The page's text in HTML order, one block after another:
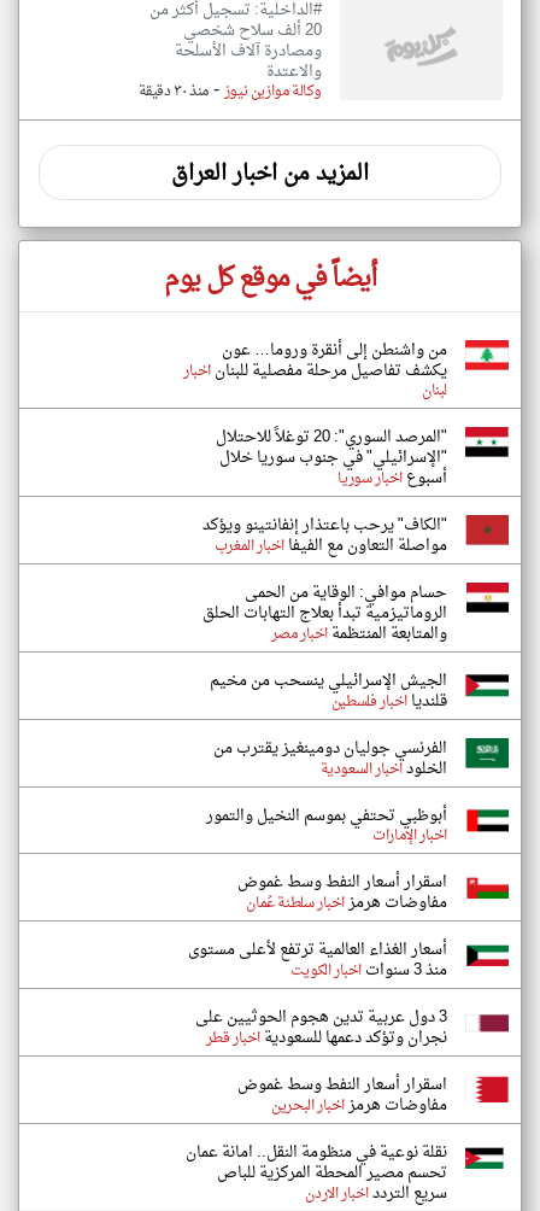
#الداخلية: تسجيل أكثر من
20 ألف سلاح شخصي
ومصادرة آلاف الأسلحة
والاعتدة
وكالة موازين نيوز-منذ ٣٠ دقيقة
المزيد من اخبار العراق
أيضاً في موقع كل يوم
من واشنطن إلى أنقرة وروما… عون
يكشف تفاصيل مرحلة مفصلية للبناناخبار
لبنان
"المرصد السوري": 20 توغلاً للاحتلال
"الإسرائيلي" في جنوب سوريا خلال
أسبوعاخبار سوريا
"الكاف" يرحب باعتذار إنفانتينو ويؤكد
مواصلة التعاون مع الفيفااخبار المغرب
حسام موافي: الوقاية من الحمى
الروماتيزمية تبدأ بعلاج التهابات الحلق
والمتابعة المنتظمةاخبار مصر
الجيش الإسرائيلي ينسحب من مخيم
قلنديااخبار فلسطين
الفرنسي جوليان دومينغيز يقترب من
الخلوداخبار السعودية
أبوظبي تحتفي بموسم النخيل والتمور
اخبار الإمارات
اسقرار أسعار النفط وسط غموض
مفاوضات هرمزاخبار سلطنة عُمان
أسعار الغذاء العالمية ترتفع لأعلى مستوى
منذ 3 سنوات اخبار الكويت
3 دول عربية تدين هجوم الحوثيين على
نجران وتؤكد دعمها للسعوديةاخبار قطر
اسقرار أسعار النفط وسط غموض
مفاوضات هرمزاخبار البحرين
نقلة نوعية في منظومة النقل.. امانة عمان
تحسم مصير المحطة المركزية للباص
سريع التردداخبار الاردن